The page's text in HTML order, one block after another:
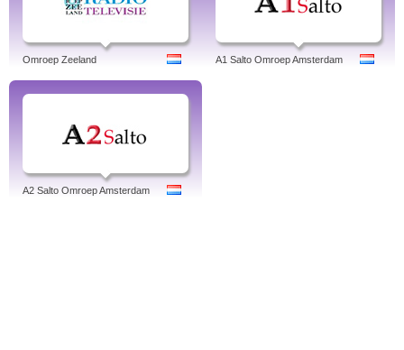
Omroep Zeeland A1 Salto Omroep Amsterdam
A2 Salto Omroep Amsterdam